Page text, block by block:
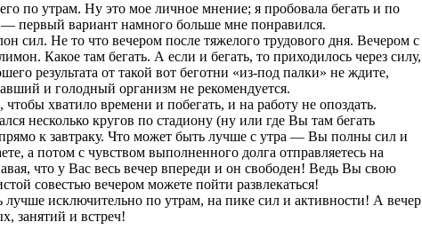
по утрам. Ну это мое личное мнение; я пробовала бегать и по
— первый вариант намного больше мне понравился.
сил. Не то что вечером после тяжелого трудового дня. Вечером с
Какое там бегать. А если и бегать, то приходилось через силу,
результата от такой вот беготни «из-под палки» не ждите,
и голодный организм не рекомендуется.
хватило времени и побегать, и на работу не опоздать.
несколько кругов по стадиону (ну или где Вы там бегать
прямо к завтраку. Что может быть лучше с утра — Вы полны сил и
а потом с чувством выполненного долга отправляетесь на
что у Вас весь вечер впереди и он свободен! Ведь Вы свою
совестью вечером можете пойти развлекаться!
исключительно по утрам, на пике сил и активности! А вечер
занятий и встреч!